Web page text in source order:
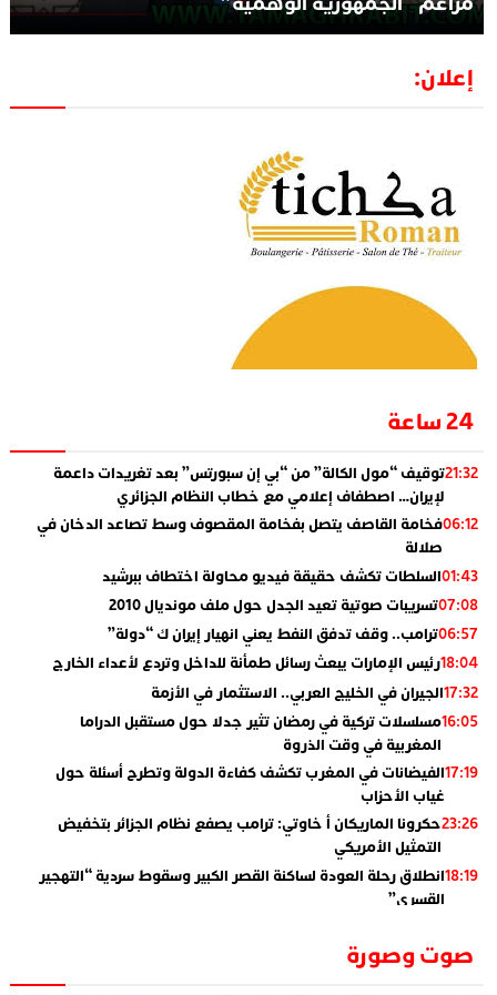
إعلان:
24 ساعة
21:32توقيف “مول الكالة” من “بي إن سبورتس” بعد تغريدات داعمة
لإيران… اصطفاف إعلامي مع خطاب النظام الجزائري
06:12فخامة القاصف يتصل بفخامة المقصوف وسط تصاعد الدخان في
صلالة
01:43السلطات تكشف حقيقة فيديو محاولة اختطاف ببرشيد
07:08تسريبات صوتية تعيد الجدل حول ملف مونديال 2010
06:57ترامب.. وقف تدفق النفط يعني انهيار إيران ك “دولة”
18:04رئيس الإمارات يبعث رسائل طمأنة للداخل وتردع لأعداء الخارج
17:32الجيران في الخليج العربي.. الاستثمار في الأزمة
16:05مسلسلات تركية في رمضان تثير جدلا حول مستقبل الدراما
المغربية في وقت الذروة
17:19الفيضانات في المغرب تكشف كفاءة الدولة وتطرح أسئلة حول
غياب الأحزاب
23:26حكرونا الماريكان أ خاوتي: ترامب يصفع نظام الجزائر بتخفيض
التمثيل الأمريكي
18:19انطلاق رحلة العودة لساكنة القصر الكبير وسقوط سردية “التهجير
القسري”
01:55
​”لارام”.. 3 خطوط أخرى نحو إسبانيا وهذه هي الوجهاتصوت وصورة